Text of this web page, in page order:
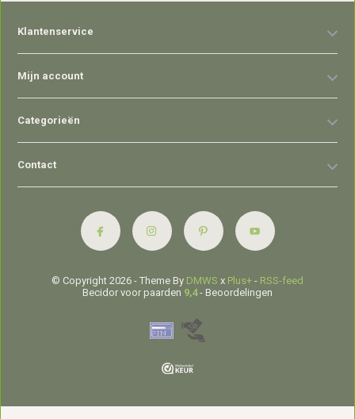
Klantenservice
Mijn account
Categorieën
Contact
© Copyright 2026 - Theme By DMWS x Plus+ - RSS-feed
Becidor voor paarden 9,4- Beoordelingen